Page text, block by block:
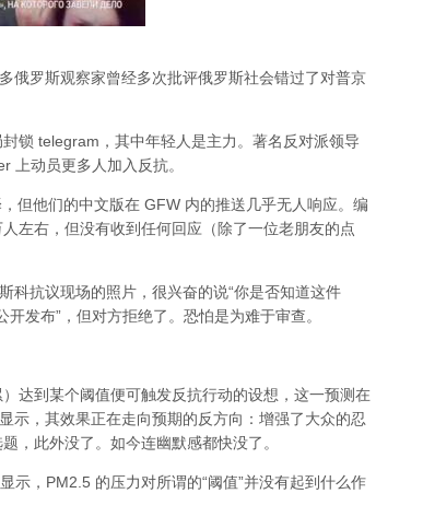
俄罗斯观察家曾经多次批评俄罗斯社会错过了对普京
锁 telegram，其中年轻人是主力。著名反对派领导
上动员更多人加入反抗。
但他们的中文版在 GFW 内的推送几乎无人响应。编
左右，但没有收到任何回应（除了一位老朋友的点
科抗议现场的照片，很兴奋的说“你是否知道这件
发布”，但对方拒绝了。恐怕是为难于审查。
达到某个阈值便可触发反抗行动的设想，这一预测在
示，其效果正在走向预期的反方向：增强了大众的忍
，此外没了。如今连幽默感都快没了。
示，PM2.5 的压力对所谓的“阈值”并没有起到什么作